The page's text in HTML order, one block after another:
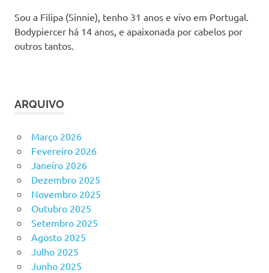
Sou a Filipa (Sinnie), tenho 31 anos e vivo em Portugal.
Bodypiercer há 14 anos, e apaixonada por cabelos por
outros tantos.
ARQUIVO
Março 2026
Fevereiro 2026
Janeiro 2026
Dezembro 2025
Novembro 2025
Outubro 2025
Setembro 2025
Agosto 2025
Julho 2025
Junho 2025